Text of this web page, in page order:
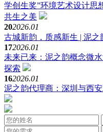
学创生奖”环境艺术设计思
共生之美
202026.01
古城新韵，质感新生 | 泥
172026.01
未来已来：泥之韵概念微
探索
162026.01
泥之韵代理商：深圳与西